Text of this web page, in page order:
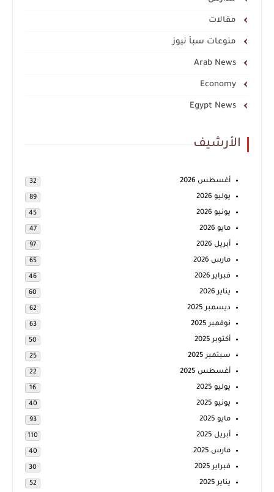
مقالات
منوعات سبأ نيوز
Arab News
Economy
Egypt News
الأرشيف
أغسطس 2026 32
يوليو 2026 89
يونيو 2026 45
مايو 2026 47
أبريل 2026 97
مارس 2026 65
فبراير 2026 46
يناير 2026 60
ديسمبر 2025 62
نوفمبر 2025 63
أكتوبر 2025 50
سبتمبر 2025 25
أغسطس 2025 22
يوليو 2025 16
يونيو 2025 40
مايو 2025 93
أبريل 2025 110
مارس 2025 40
فبراير 2025 30
يناير 2025 52